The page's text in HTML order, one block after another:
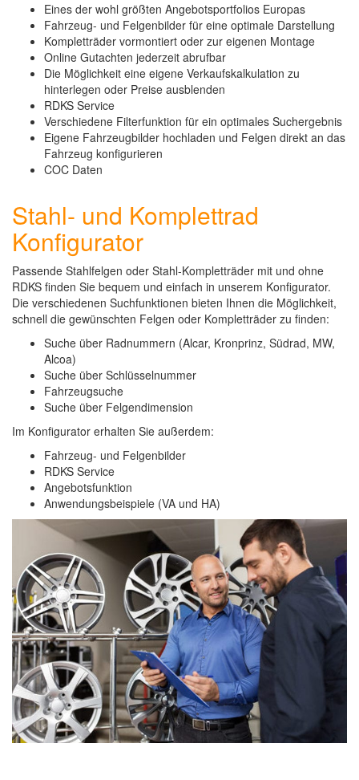
Eines der wohl größten Angebotsportfolios Europas
Fahrzeug- und Felgenbilder für eine optimale Darstellung
Kompletträder vormontiert oder zur eigenen Montage
Online Gutachten jederzeit abrufbar
Die Möglichkeit eine eigene Verkaufskalkulation zu
hinterlegen oder Preise ausblenden
RDKS Service
Verschiedene Filterfunktion für ein optimales Suchergebnis
Eigene Fahrzeugbilder hochladen und Felgen direkt an das
Fahrzeug konfigurieren
COC Daten
Stahl- und Komplettrad
Konfigurator
Passende Stahlfelgen oder Stahl-Kompletträder mit und ohne
RDKS finden Sie bequem und einfach in unserem Konfigurator.
Die verschiedenen Suchfunktionen bieten Ihnen die Möglichkeit,
schnell die gewünschten Felgen oder Kompletträder zu finden:
Suche über Radnummern (Alcar, Kronprinz, Südrad, MW,
Alcoa)
Suche über Schlüsselnummer
Fahrzeugsuche
Suche über Felgendimension
Im Konfigurator erhalten Sie außerdem:
Fahrzeug- und Felgenbilder
RDKS Service
Angebotsfunktion
Anwendungsbeispiele (VA und HA)